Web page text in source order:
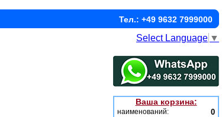
Тел.: +49 9632 7999000
Select Language ▼
Ваша корзина:
наименований: 0